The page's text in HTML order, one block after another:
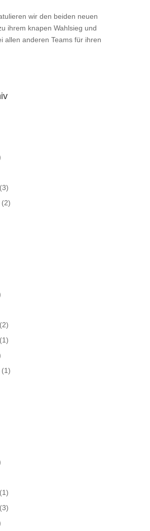
wir den beiden neuen
ihrem knapen Wahlsieg und
allen anderen Teams für ihren
(3)
(2)
(1)
(3)